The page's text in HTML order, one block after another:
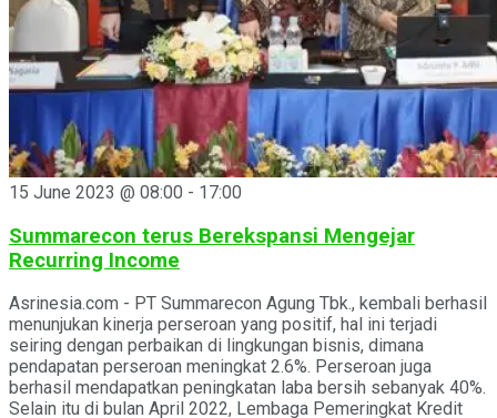
15 June 2023 @ 08:00 - 17:00
Summarecon terus Berekspansi Mengejar
Recurring Income
Asrinesia.com - PT Summarecon Agung Tbk., kembali berhasil
menunjukan kinerja perseroan yang positif, hal ini terjadi
seiring dengan perbaikan di lingkungan bisnis, dimana
pendapatan perseroan meningkat 2.6%. Perseroan juga
berhasil mendapatkan peningkatan laba bersih sebanyak 40%.
Selain itu di bulan April 2022, Lembaga Pemeringkat Kredit